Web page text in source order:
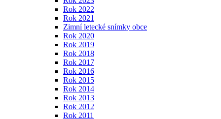
Rok 2022
Rok 2021
Zimní letecké snímky obce
Rok 2020
Rok 2019
Rok 2018
Rok 2017
Rok 2016
Rok 2015
Rok 2014
Rok 2013
Rok 2012
Rok 2011